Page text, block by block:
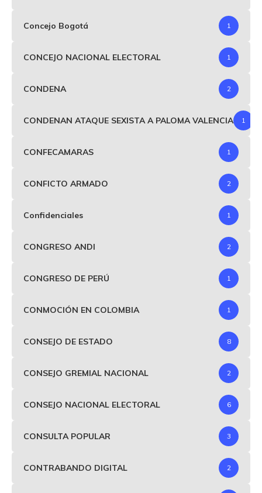
Concejo Bogotá 1
CONCEJO NACIONAL ELECTORAL 1
CONDENA 2
CONDENAN ATAQUE SEXISTA A PALOMA VALENCIA 1
CONFECAMARAS 1
CONFICTO ARMADO 2
Confidenciales 1
CONGRESO ANDI 2
CONGRESO DE PERÚ 1
CONMOCIÓN EN COLOMBIA 1
CONSEJO DE ESTADO 8
CONSEJO GREMIAL NACIONAL 2
CONSEJO NACIONAL ELECTORAL 6
CONSULTA POPULAR 3
CONTRABANDO DIGITAL 2